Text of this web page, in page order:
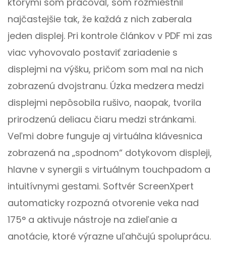
najčastejšie tak, že každá z nich zaberala
jeden displej. Pri kontrole článkov v PDF mi zas
viac vyhovovalo postaviť zariadenie s
displejmi na výšku, pričom som mal na nich
zobrazenú dvojstranu. Úzka medzera medzi
displejmi nepôsobila rušivo, naopak, tvorila
prirodzenú deliacu čiaru medzi stránkami.
Veľmi dobre funguje aj virtuálna klávesnica
zobrazená na „spodnom“ dotykovom displeji,
hlavne v synergii s virtuálnym touchpadom a
intuitívnymi gestami. Softvér ScreenXpert
automaticky rozpozná otvorenie veka nad
175° a aktivuje nástroje na zdieľanie a
anotácie, ktoré výrazne uľahčujú spoluprácu.